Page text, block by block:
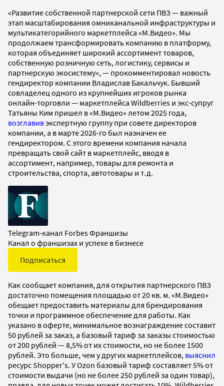
«Развитие собственной партнерской сети ПВЗ — важный
этап масштабирования омниканальной инфраструктуры и
мультикатегорийного маркетплейса «М.Видео». Мы
продолжаем трансформировать компанию в платформу,
которая объединяет широкий ассортимент товаров,
собственную розничную сеть, логистику, сервисы и
партнерскую экосистему», — прокомментировал новость
гендиректор компании Владислав Бакальчук. Бывший
совладелец одного из крупнейших игроков рынка
онлайн-торговли — маркетплейса Wildberries и экс-супруг
Татьяны Ким пришел в «М.Видео» летом 2025 года,
возглавивэкспертную группу при совете директоров
компании, а в марте 2026-го был назначен ее
гендиректором. С этого времени компания начала
превращать свой сайт в маркетплейс, вводя в
ассортимент, например, товары для ремонта и
строительства, спорта, автотовары и т.д.
Telegram-канал Forbes Франшизы
Канал о франшизах и успехе в бизнесе
Подписаться
Как сообщает компания, для открытия партнерского ПВЗ
достаточно помещения площадью от 20 кв. м. «М.Видео»
обещает предоставить материалы для брендирования
точки и программное обеспечение для работы. Как
указано в оферте, минимальное вознаграждение составит
50 рублей за заказ, а базовый тариф за заказы стоимостью
от 200 рублей — 8,5% от их стоимости, но не более 1500
рублей. Это больше, чем у других маркетплейсов, выяснил
ресурс Shopper's. У Ozon базовый тариф составляет 5% от
стоимости выдачи (но не более 250 рублей за один товар),